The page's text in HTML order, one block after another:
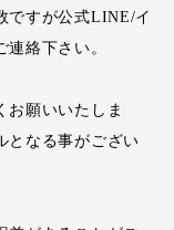
ですが公式LINE/イ
絡下さい。
お願いいたしま
となる事がござい